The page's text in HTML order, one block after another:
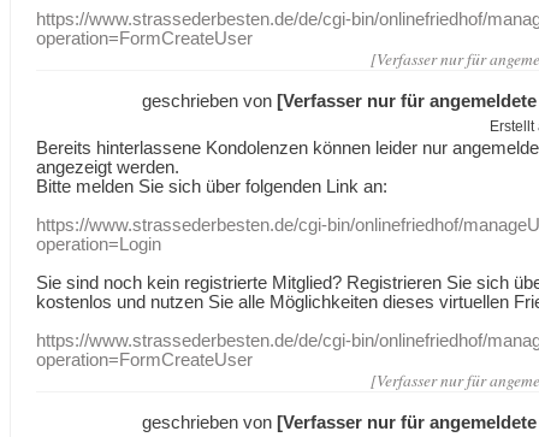
https://www.strassederbesten.de/de/cgi-bin/onlinefriedhof/
operation=FormCreateUser
[Verfasser nur für
geschrieben von [Verfasser nur für
Erstellt
Bereits hinterlassene Kondolenzen können leider nur
angezeigt werden.
Bitte melden Sie sich über folgenden Link an:
https://www.strassederbesten.de/cgi-bin/onlinefriedhof/
operation=Login
Sie sind noch kein registrierte Mitglied? Registrieren Sie sich
kostenlos und nutzen Sie alle Möglichkeiten dieses virtuellen
https://www.strassederbesten.de/de/cgi-bin/onlinefriedhof/
operation=FormCreateUser
[Verfasser nur für
geschrieben von [Verfasser nur für